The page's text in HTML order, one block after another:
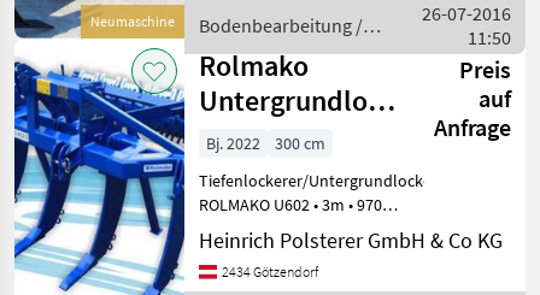
U602
MARKTPLATZ
Marktplatz Händlerangebote Kleinanzeigen
Neumaschine
Stützräder Bodenbearbeit
Bodenbearbeitung /
Rolmako
26-07-2016
11:50
Rolmako
Untergrundlockerer
3m U602 NEU
Preis
auf
Anfrage
Bj. 2022
300 cm
Tiefenlockerer/Untergrundlockerer
ROLMAKO U602 • 3m • 970kg
- 5 Zinken -
Bolzensicherung - V-Ring-
Walze Bodenbearbeitung
Heinrich Polsterer GmbH & Co KG
2434 Götzendorf